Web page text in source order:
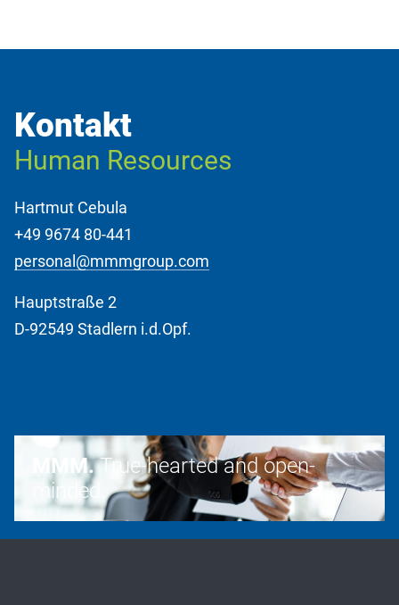
Kontakt
Human Resources
Hartmut Cebula
+49 9674 80-441
personal@mmmgroup.com
Hauptstraße 2
D-92549 Stadlern i.d.Opf.
MMM.True-hearted and open-
minded.